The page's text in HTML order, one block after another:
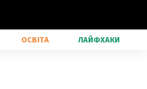
ОСВІТА ЛАЙФХАКИ